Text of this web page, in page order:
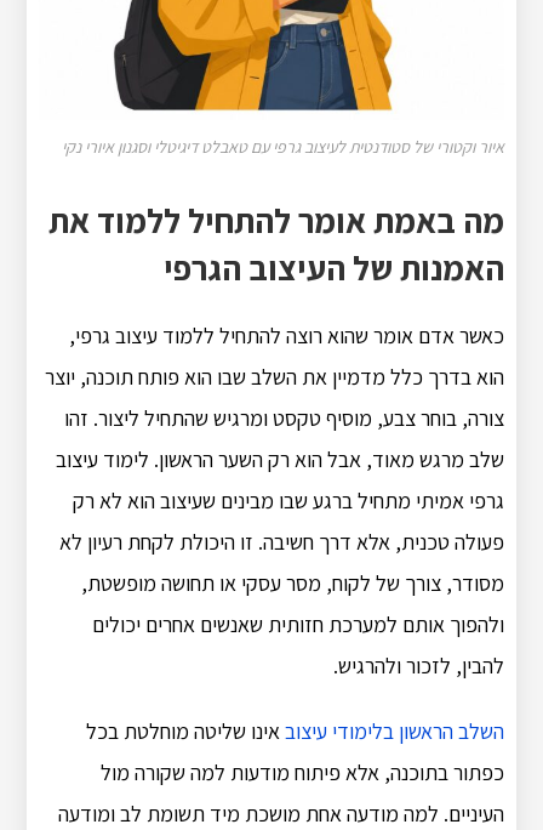
איור וקטורי של סטודנטית לעיצוב גרפי עם טאבלט דיגיטלי וסגנון איורי נקי
מה באמת אומר להתחיל ללמוד את
האמנות של העיצוב הגרפי
כאשר אדם אומר שהוא רוצה להתחיל ללמוד עיצוב גרפי,
הוא בדרך כלל מדמיין את השלב שבו הוא פותח תוכנה, יוצר
צורה, בוחר צבע, מוסיף טקסט ומרגיש שהתחיל ליצור. זהו
שלב מרגש מאוד, אבל הוא רק השער הראשון. לימוד עיצוב
גרפי אמיתי מתחיל ברגע שבו מבינים שעיצוב הוא לא רק
פעולה טכנית, אלא דרך חשיבה. זו היכולת לקחת רעיון לא
מסודר, צורך של לקוח, מסר עסקי או תחושה מופשטת,
ולהפוך אותם למערכת חזותית שאנשים אחרים יכולים
להבין, לזכור ולהרגיש.
השלב הראשון בלימודי עיצובאינו שליטה מוחלטת בכל
כפתור בתוכנה, אלא פיתוח מודעות למה שקורה מול
העיניים. למה מודעה אחת מושכת מיד תשומת לב ומודעה